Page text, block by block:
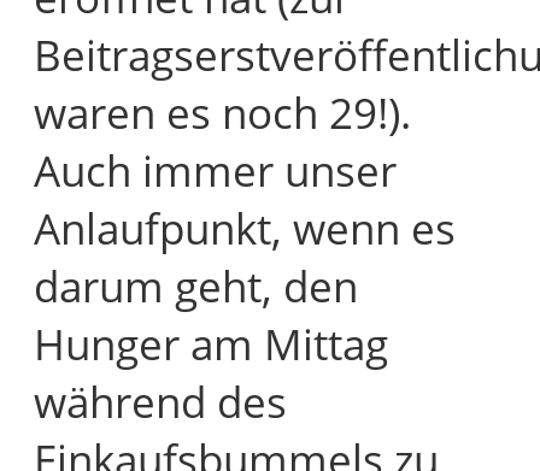
waren es noch 29!).
Auch immer unser
Anlaufpunkt, wenn es
darum geht, den
Hunger am Mittag
während des
Einkaufsbummels zu